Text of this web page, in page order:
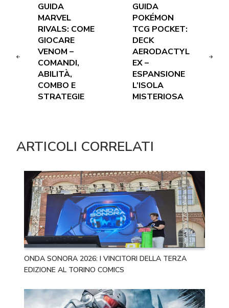
GUIDA
MARVEL
RIVALS: COME
GIOCARE
VENOM –
COMANDI,
ABILITÀ,
COMBO E
STRATEGIE
GUIDA
POKÉMON
TCG POCKET:
DECK
AERODACTYL
EX –
ESPANSIONE
L’ISOLA
MISTERIOSA
ARTICOLI CORRELATI
ONDA SONORA 2026: I VINCITORI DELLA TERZA
EDIZIONE AL TORINO COMICS